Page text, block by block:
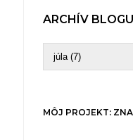
ARCHÍV BLOGU
MÔJ PROJEKT: